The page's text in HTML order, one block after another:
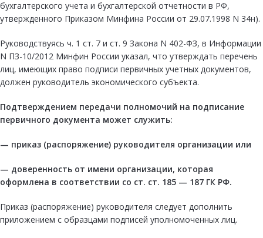
бухгалтерского учета и бухгалтерской отчетности в РФ,
утвержденного Приказом Минфина России от 29.07.1998 N 34н).
Руководствуясь ч. 1 ст. 7 и ст. 9 Закона N 402-ФЗ, в Информации
N ПЗ-10/2012 Минфин России указал, что утверждать перечень
лиц, имеющих право подписи первичных учетных документов,
должен руководитель экономического субъекта.
Подтверждением передачи полномочий на подписание
первичного документа может служить:
— приказ (распоряжение) руководителя организации или
— доверенность от имени организации, которая
оформлена в соответствии со ст. ст. 185 — 187 ГК РФ.
Приказ (распоряжение) руководителя следует дополнить
приложением с образцами подписей уполномоченных лиц.